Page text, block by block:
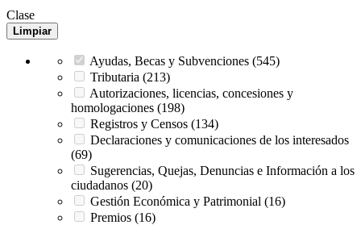
Clase
Limpiar
Ayudas, Becas y Subvenciones (545)
Tributaria (213)
Autorizaciones, licencias, concesiones y
homologaciones (198)
Registros y Censos (134)
Declaraciones y comunicaciones de los interesados
(69)
Sugerencias, Quejas, Denuncias e Información a los
ciudadanos (20)
Gestión Económica y Patrimonial (16)
Premios (16)